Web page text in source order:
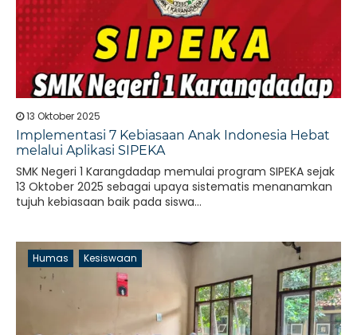
13 Oktober 2025
Implementasi 7 Kebiasaan Anak Indonesia Hebat
melalui Aplikasi SIPEKA
SMK Negeri 1 Karangdadap memulai program SIPEKA sejak
13 Oktober 2025 sebagai upaya sistematis menanamkan
tujuh kebiasaan baik pada siswa...
Humas Kesiswaan